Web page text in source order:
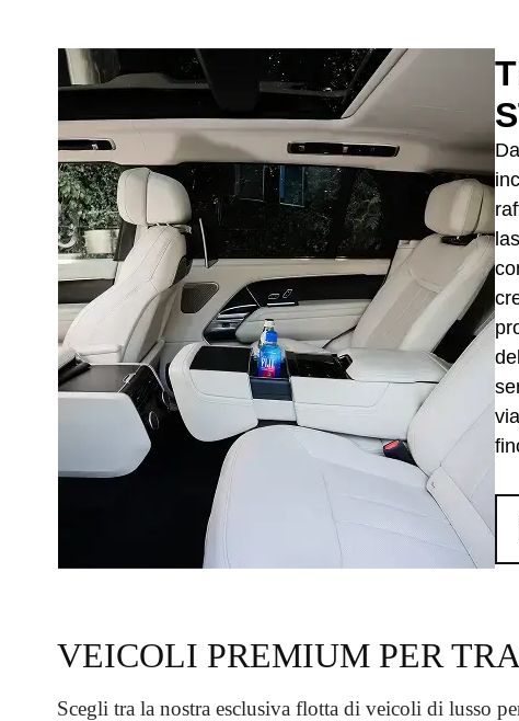
VEICOLI PREMIUM PER
Scegli tra la nostra esclusiva flotta di veicoli di lusso